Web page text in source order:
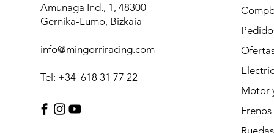
Amunaga Ind., 1, 48300
Gernika-Lumo, Bizkaia
info@mingorriracing.com
Tel: +34 618 31 77 22
Motor
Frenos